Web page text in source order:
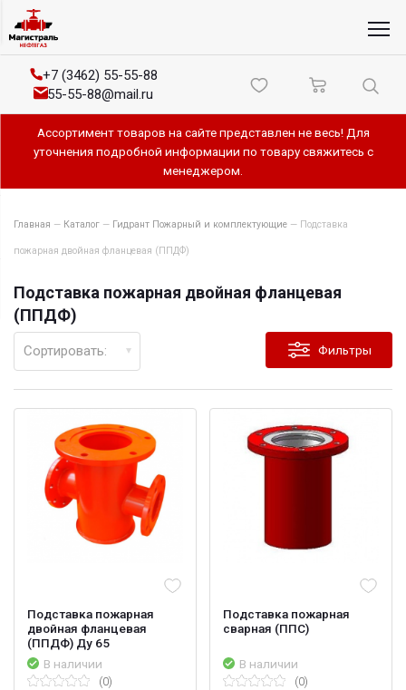
+7 (3462) 55-55-88
55-55-88@mail.ru
Ассортимент товаров на сайте представлен не весь! Для
уточнения подробной информации по товару свяжитесь с
менеджером.
Главная — Каталог — Гидрант Пожарный и комплектующие — Подставка
пожарная двойная фланцевая (ППДФ)
Подставка пожарная двойная фланцевая
(ППДФ)
Фильтры
Сортировать:
Подставка пожарная
двойная фланцевая
(ППДФ) Ду 65
В наличии
(0)
Подставка пожарная
сварная (ППС)
В наличии
(0)